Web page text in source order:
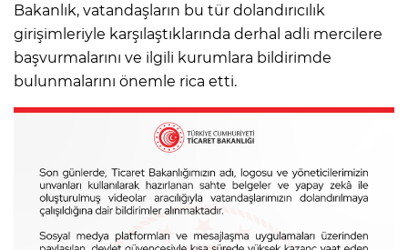
Bakanlık, vatandaşların bu tür dolandırıcılık
girişimleriyle karşılaştıklarında derhal adli mercilere
başvurmalarını ve ilgili kurumlara bildirimde
bulunmalarını önemle rica etti.